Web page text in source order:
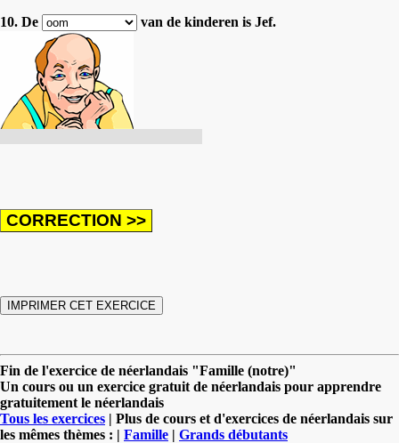
10. De van de kinderen is Jef.
Fin de l'exercice de néerlandais "Famille (notre)"
Un cours ou un exercice gratuit de néerlandais pour apprendre
gratuitement le néerlandais
Tous les exercices | Plus de cours et d'exercices de néerlandais sur
les mêmes thèmes : | Famille | Grands débutants